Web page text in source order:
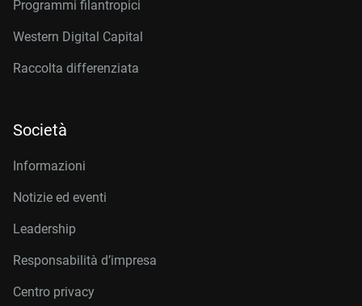
Programmi filantropici
Western Digital Capital
Raccolta differenziata
Società
Informazioni
Notizie ed eventi
Leadership
Responsabilità d’impresa
Centro privacy